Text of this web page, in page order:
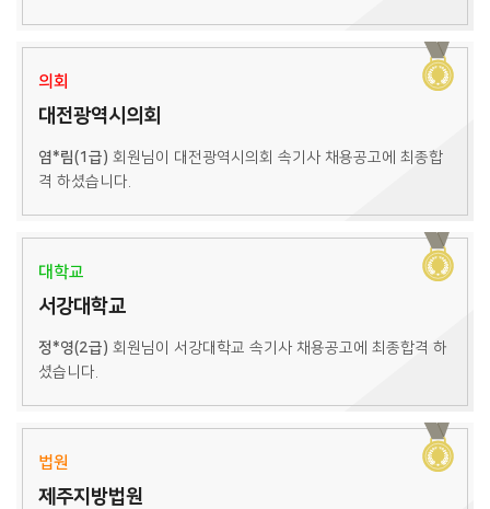
의회
대전광역시의회
염*림(1급) 회원님이 대전광역시의회 속기사 채용공고에 최종합
격 하셨습니다.
대학교
서강대학교
정*영(2급) 회원님이 서강대학교 속기사 채용공고에 최종합격 하
셨습니다.
법원
제주지방법원